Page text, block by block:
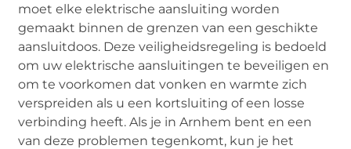
moet elke elektrische aansluiting worden
gemaakt binnen de grenzen van een geschikte
aansluitdoos. Deze veiligheidsregeling is bedoeld
om uw elektrische aansluitingen te beveiligen en
om te voorkomen dat vonken en warmte zich
verspreiden als u een kortsluiting of een losse
verbinding heeft. Als je in Arnhem bent en een
van deze problemen tegenkomt, kun je het